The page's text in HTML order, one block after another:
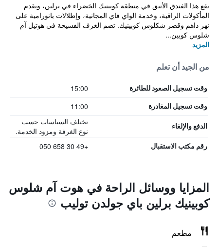
يقع هذا الفندق الأنيق في منطقة كوبينيك الخضراء في برلين، ويقدم
المأكولات الراقية، وخدمة الواي فاي المجانية، وإطلالات بانورامية على
نهر داهم وقصر شكلوس كوبينيك. تضم الغرف الفسيحة في هوتيل آم
شلوس كوبين...
المزيد
من الجيد أن تعلم
وقت تسجيل الصعود للطائرة 15:00
وقت تسجيل المغادرة 11:00
الدفع والإلغاء
تختلف السياسات حسب
نوع الغرفة ومزود الخدمة.
رقم مكتب الاستقبال +49 30 658 050
المزايا ووسائل الراحة في هوت آم شلوس
كوبينيك برلين باي جولدن توليب
مطعم